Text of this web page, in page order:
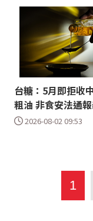
台糖：5月即拒收
粗油 非食安法通
2026-08-02 09:53
1